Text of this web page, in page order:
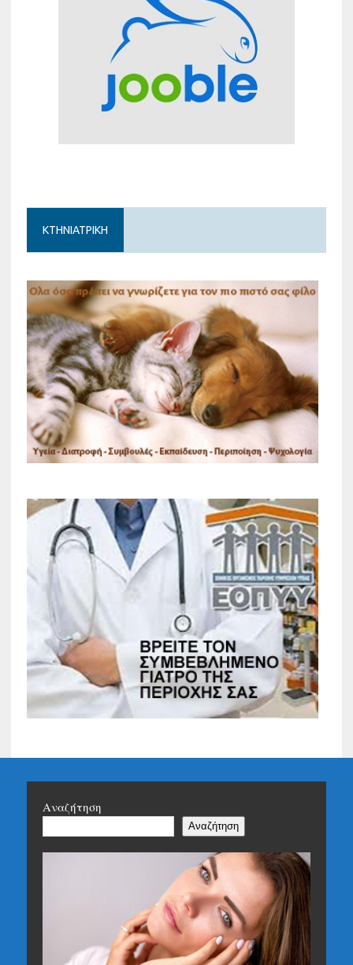
ΚΤΗΝΙΑΤΡΙΚΗ
Αναζήτηση
Αναζήτηση